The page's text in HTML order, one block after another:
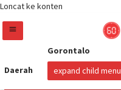
Loncat ke konten
Daerah
Gorontalo
expand child menu